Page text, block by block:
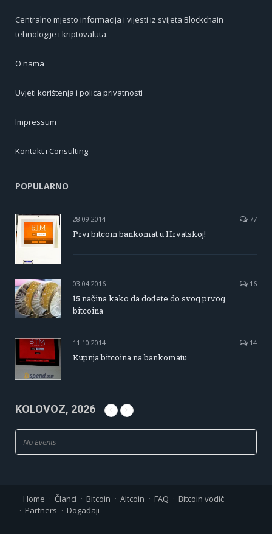
Centralno mjesto informacija i vijesti iz svijeta Blockchain
tehnologije i kriptovaluta.
O nama
Uvjeti korištenja i polica privatnosti
Impressum
Kontakt i Consulting
POPULARNO
28.09.2014 77
Prvi bitcoin bankomat u Hrvatskoj!
03.04.2016 16
15 načina kako da dođete do svog prvog
bitcoina
11.10.2014 14
Kupnja bitcoina na bankomatu
KOLOVOZ, 2026
No Events
Home Članci Bitcoin Altcoin FAQ
Bitcoin vodič
Partners
Događaji